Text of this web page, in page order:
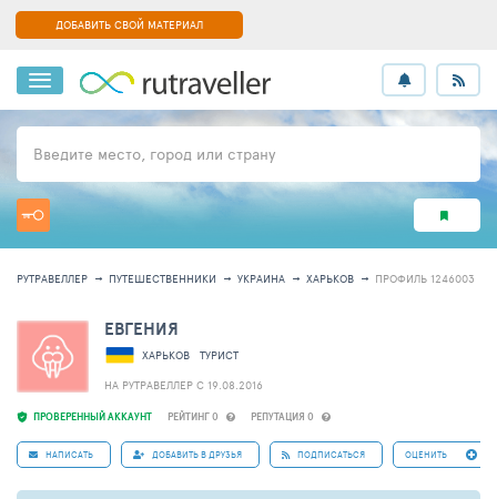
ДОБАВИТЬ СВОЙ МАТЕРИАЛ
Введите место, город или страну
РУТРАВЕЛЛЕР ПУТЕШЕСТВЕННИКИ УКРАИНА ХАРЬКОВ ПРОФИЛЬ 1246003
ПРОВЕРЕННЫЙ АККАУНТ РЕЙТИНГ 0 РЕПУТАЦИЯ 0
ЕВГЕНИЯ
ХАРЬКОВ
ТУРИСТ
НА РУТРАВЕЛЛЕР C 19.08.2016
НАПИСАТЬ ДОБАВИТЬ В ДРУЗЬЯ ПОДПИСАТЬСЯ ОЦЕНИТЬ